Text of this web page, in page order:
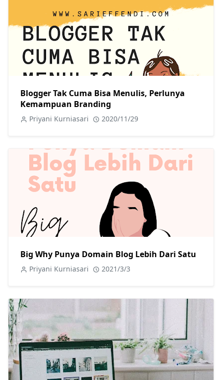
Blogger Tak Cuma Bisa Menulis, Perlunya
Kemampuan Branding
Priyani Kurniasari 2020/11/29
Big Why Punya Domain Blog Lebih Dari Satu
Priyani Kurniasari 2021/3/3